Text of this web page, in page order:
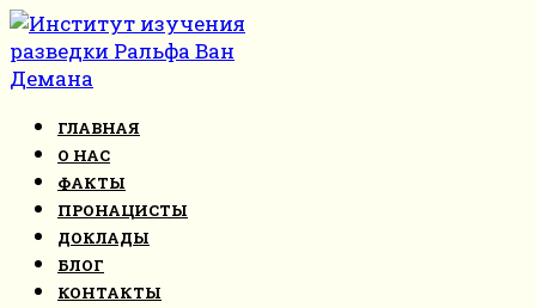
Перейти
к
контенту
ГЛАВНАЯ
О НАС
ФАКТЫ
ПРОНАЦИСТЫ
ДОКЛАДЫ
БЛОГ
КОНТАКТЫ